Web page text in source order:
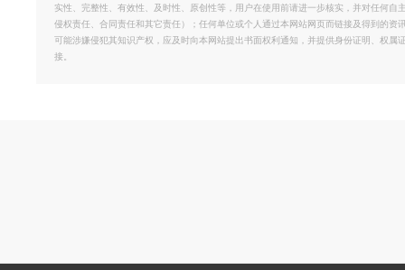
实性、完整性、有效性、及时性、原创性等，用户在使用前请进一步核实，并对任何
侵权责任、合同责任和其它责任）；任何单位或个人通过本网站网页而链接及得到的
可能涉嫌侵犯其知识产权，应及时向本网站提出书面权利通知，并提供身份证明、权
接。